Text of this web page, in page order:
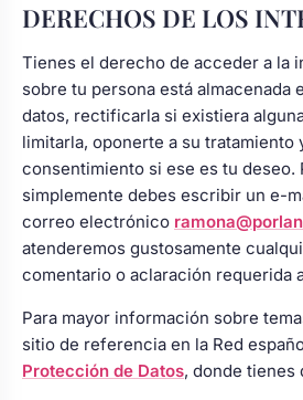
DERECHOS DE LOS
Tienes el derecho de acceder a la
sobre tu persona está almacenada
datos, rectificarla si existiera
limitarla, oponerte a su tratamiento
consentimiento si ese es tu deseo.
simplemente debes escribir un e-
correo electrónico
atenderemos gustosamente
comentario o aclaración requerida
Para mayor información sobre
sitio de referencia en la Red
Protección de Datos, donde tienes